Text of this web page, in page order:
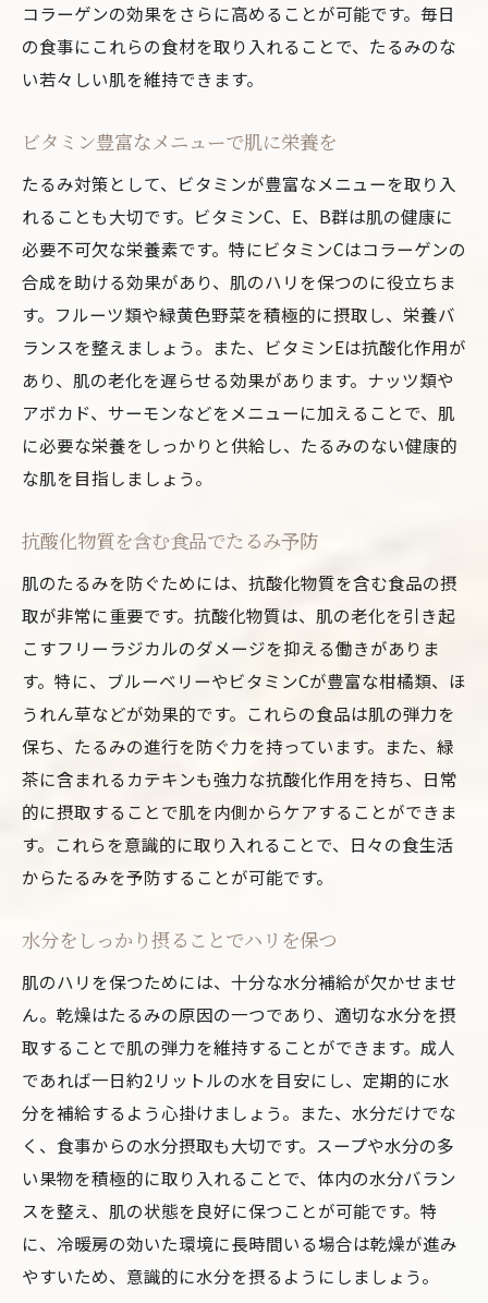
コラーゲンの効果をさらに高めることが可能です。毎日
の食事にこれらの食材を取り入れることで、たるみのな
い若々しい肌を維持できます。
ビタミン豊富なメニューで肌に栄養を
たるみ対策として、ビタミンが豊富なメニューを取り入
れることも大切です。ビタミンC、E、B群は肌の健康に
必要不可欠な栄養素です。特にビタミンCはコラーゲンの
合成を助ける効果があり、肌のハリを保つのに役立ちま
す。フルーツ類や緑黄色野菜を積極的に摂取し、栄養バ
ランスを整えましょう。また、ビタミンEは抗酸化作用が
あり、肌の老化を遅らせる効果があります。ナッツ類や
アボカド、サーモンなどをメニューに加えることで、肌
に必要な栄養をしっかりと供給し、たるみのない健康的
な肌を目指しましょう。
抗酸化物質を含む食品でたるみ予防
肌のたるみを防ぐためには、抗酸化物質を含む食品の摂
取が非常に重要です。抗酸化物質は、肌の老化を引き起
こすフリーラジカルのダメージを抑える働きがありま
す。特に、ブルーベリーやビタミンCが豊富な柑橘類、ほ
うれん草などが効果的です。これらの食品は肌の弾力を
保ち、たるみの進行を防ぐ力を持っています。また、緑
茶に含まれるカテキンも強力な抗酸化作用を持ち、日常
的に摂取することで肌を内側からケアすることができま
す。これらを意識的に取り入れることで、日々の食生活
からたるみを予防することが可能です。
水分をしっかり摂ることでハリを保つ
肌のハリを保つためには、十分な水分補給が欠かせませ
ん。乾燥はたるみの原因の一つであり、適切な水分を摂
取することで肌の弾力を維持することができます。成人
であれば一日約2リットルの水を目安にし、定期的に水
分を補給するよう心掛けましょう。また、水分だけでな
く、食事からの水分摂取も大切です。スープや水分の多
い果物を積極的に取り入れることで、体内の水分バラン
スを整え、肌の状態を良好に保つことが可能です。特
に、冷暖房の効いた環境に長時間いる場合は乾燥が進み
やすいため、意識的に水分を摂るようにしましょう。